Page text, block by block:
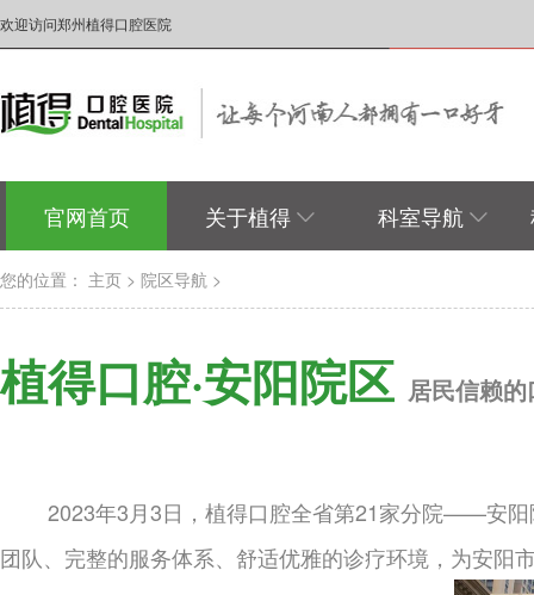
欢迎访问郑州植得口腔医院
官网首页 关于植得 科室导航
您的位置： 主页 > 院区导航 >
植得口腔·安阳院区 居民信赖
2023年3月3日，植得口腔全省第21家分院——安阳
团队、完整的服务体系、舒适优雅的诊疗环境，为安阳